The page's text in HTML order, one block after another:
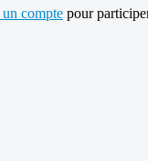
compte pour